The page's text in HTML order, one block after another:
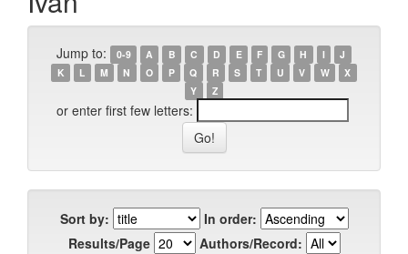
Jump to: 0-9 A B C D E F G H I
J
K
L M N O P Q R S T U V W
X
Y
Z
or enter first few letters:
Sort by:
In order:
Results/Page
Authors/Record: